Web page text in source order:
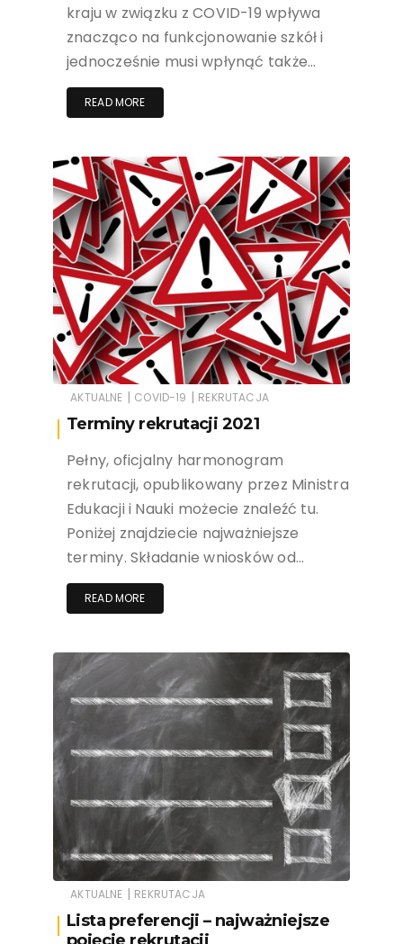
kraju w związku z COVID-19 wpływa
znacząco na funkcjonowanie szkół i
jednocześnie musi wpłynąć także…
READ MORE
AKTUALNE | COVID-19 | REKRUTACJA
Terminy rekrutacji 2021
Pełny, oficjalny harmonogram
rekrutacji, opublikowany przez Ministra
Edukacji i Nauki możecie znaleźć tu.
Poniżej znajdziecie najważniejsze
terminy. Składanie wniosków od…
READ MORE
AKTUALNE | REKRUTACJA
Lista preferencji – najważniejsze